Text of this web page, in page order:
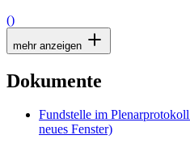
()
mehr anzeigen
Dokumente
Fundstelle im Plenarprotokoll
neues Fenster)